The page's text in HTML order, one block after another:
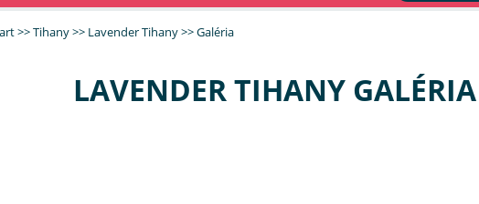
>>Tihany>> Lavender Tihany>>Galéria
LAVENDER TIHANY GALÉRIA